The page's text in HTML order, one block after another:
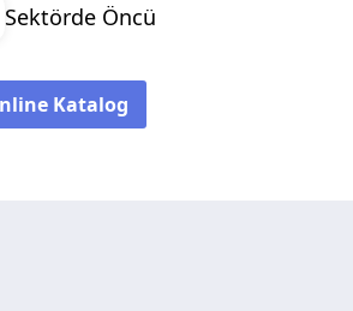
Sektörde Öncü
Katalog